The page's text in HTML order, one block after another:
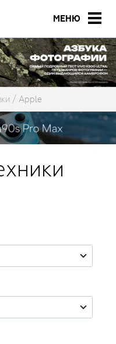
МЕНЮ
Apple